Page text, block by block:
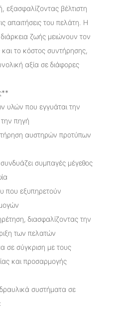
εξασφαλίζοντας βέλτιστη
απαιτήσεις του πελάτη. Η
ζωής μειώνουν τον
το κόστος συντήρησης,
αξία σε διάφορες
υλών που εγγυάται την
πηγή
τήρηση αυστηρών προτύπων
συμπαγές μέγεθος
που εξυπηρετούν
διασφαλίζοντας την
των πελατών
σε σύγκριση με τους
και προσαρμογής
συστήματα σε